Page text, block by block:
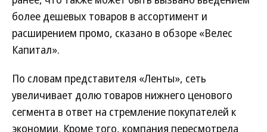
более дешевых товаров в ассортимент и
расширением промо, сказано в обзоре «Велес
Капитал».
По словам представителя «Ленты», сеть
увеличивает долю товаров нижнего ценового
сегмента в ответ на стремление покупателей к
экономии. Кроме того, компания пересмотрела